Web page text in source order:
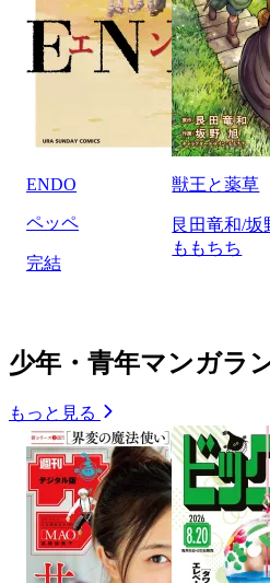
ENDO
ペッペ
完結
獣王と薬草
艮田竜和/坂
ももちち
少年・青年マンガラ
もっと見る